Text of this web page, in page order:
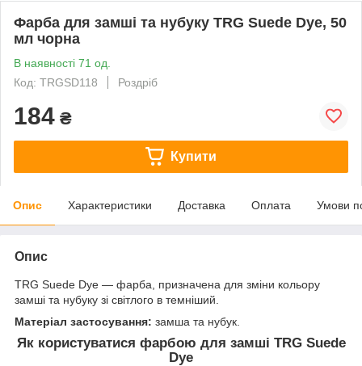
Фарба для замші та нубуку TRG Suede Dye, 50
мл чорна
В наявності 71 од.
Код: TRGSD118
Роздріб
184 ₴
Купити
Опис Характеристики Доставка Оплата Умови
Опис
TRG Suede Dye — фарба, призначена для зміни кольору
замші та нубуку зі світлого в темніший.
Матеріал застосування: замша та нубук.
Як користуватися фарбою для замші TRG Suede
Dye